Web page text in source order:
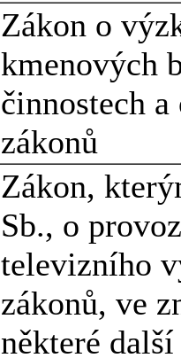
Zákon o
kmenových
činnostech
zákonů
Zákon,
Sb., o
televizního
zákonů, ve
některé